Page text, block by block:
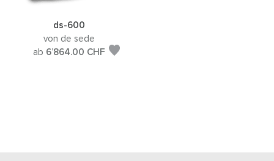
ds-600
von de sede
ab 6’864.00 CHF